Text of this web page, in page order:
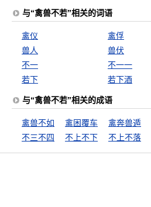
与“禽兽不若”相关的词语
禽仪 禽俘
兽人
兽伏
不一
不一一
若下
若下酒
与“禽兽不若”相关的成语
禽兽不如 禽困覆车 禽奔兽遁
不三不四
不上不下 不上不落